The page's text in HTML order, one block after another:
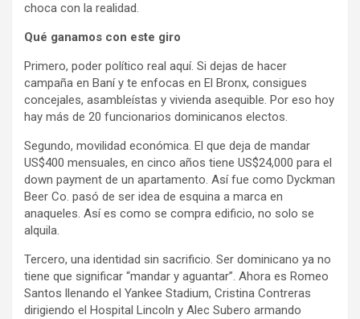
choca con la realidad.
Qué ganamos con este giro
Primero, poder político real aquí. Si dejas de hacer
campaña en Baní y te enfocas en El Bronx, consigues
concejales, asambleístas y vivienda asequible. Por eso hoy
hay más de 20 funcionarios dominicanos electos.
Segundo, movilidad económica. El que deja de mandar
US$400 mensuales, en cinco años tiene US$24,000 para el
down payment de un apartamento. Así fue como Dyckman
Beer Co. pasó de ser idea de esquina a marca en
anaqueles. Así es como se compra edificio, no solo se
alquila.
Tercero, una identidad sin sacrificio. Ser dominicano ya no
tiene que significar “mandar y aguantar”. Ahora es Romeo
Santos llenando el Yankee Stadium, Cristina Contreras
dirigiendo el Hospital Lincoln y Alec Subero armando